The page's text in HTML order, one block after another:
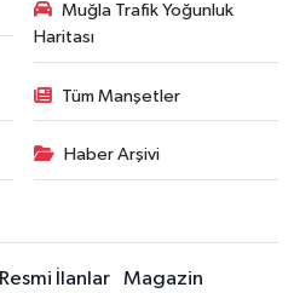
Muğla Trafik Yoğunluk
Haritası
Tüm Manşetler
Haber Arşivi
Resmi İlanlar Magazin